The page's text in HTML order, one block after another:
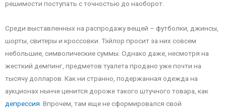
решимости поступать с точностью до наоборот.
Среди выставленных на распродажу вещей – футболки, джинсы,
шорты, свитеры и кроссовки. Тэйлор просит за них совсем
небольшие, символические суммы. Однако даже, несмотря на
жесткий демпинг, предметов туалета продано уже почти на
тысячу долларов. Как ни странно, подержанная одежда на
аукционах нынче ценится дороже такого штучного товара, как
депрессия . Впрочем, там еще не сформировался свой